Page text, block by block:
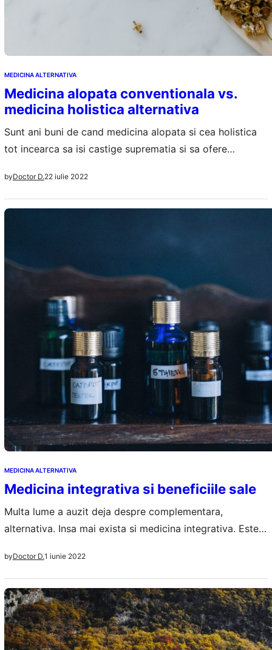
MEDICINA ALTERNATIVA
Medicina alopata conventionala vs.
medicina holistica alternativa
Sunt ani buni de cand medicina alopata si cea holistica
tot incearca sa isi castige suprematia si sa ofere
asemanatoare la o prima vedere cele doua tipuri de
medicina sunt diferite atat ca abordare, cat si ca
byDoctor D.22 iulie 2022
MEDICINA ALTERNATIVA
Medicina integrativa si beneficiile sale
Multa lume a auzit deja despre complementara,
alternativa. Insa mai exista si medicina integrativa. Este o
bolnavii cronici si pe cei cu boli complexe. I se spune
integrativa pentru ca va combina tratamente si tehnici
de tratare, metode ce apartin medicinei conventionale si
complementare, alternative. Practic…
byDoctor D.1 iunie 2022